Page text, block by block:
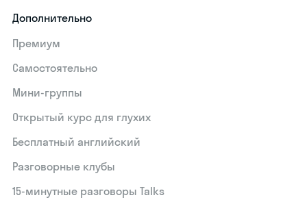
Дополнительно
Премиум
Самостоятельно
Мини-группы
Открытый курс для глухих
Бесплатный английский
Разговорные клубы
15‑минутные разговоры Talks